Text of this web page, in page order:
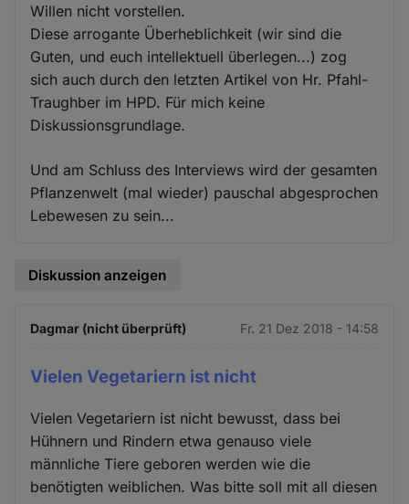
Willen nicht vorstellen.
Diese arrogante Überheblichkeit (wir sind die
Guten, und euch intellektuell überlegen...) zog
sich auch durch den letzten Artikel von Hr. Pfahl-
Traughber im HPD. Für mich keine
Diskussionsgrundlage.
Und am Schluss des Interviews wird der gesamten
Pflanzenwelt (mal wieder) pauschal abgesprochen
Lebewesen zu sein...
Diskussion anzeigen
Dagmar (nicht überprüft) Fr. 21 Dez 2018 - 14:58
Vielen Vegetariern ist nicht
Vielen Vegetariern ist nicht bewusst, dass bei
Hühnern und Rindern etwa genauso viele
männliche Tiere geboren werden wie die
benötigten weiblichen. Was bitte soll mit all diesen